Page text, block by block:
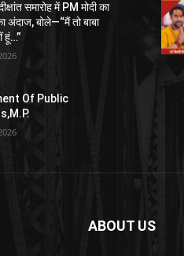
समारोह में PM मोदी का
अंदाज, बोले—“मैं तो बाबा
हूं…”
Of Public
ABOUT US